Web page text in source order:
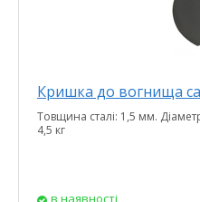
Кришка до вогнища
Товщина сталі: 1,5 мм.
4,5 кг